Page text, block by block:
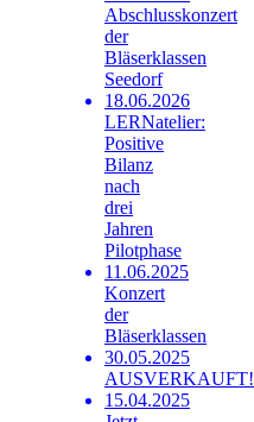
Abschlusskonzert
der
Bläserklassen
Seedorf
18.06.2026
LERNatelier:
Positive
Bilanz
nach
drei
Jahren
Pilotphase
11.06.2025
Konzert
der
Bläserklassen
30.05.2025
AUSVERKAUFT!
15.04.2025